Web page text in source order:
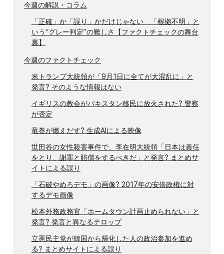
今週の解説・コラム
「正確」か「誤り」かだけじゃない 「根拠不明」と
いう“グレー判定”の難しさ【ファクトチェックの舞台
裏】
今週のファクトチェック
米トランプ大統領が「9月1日に全てが大混乱に」と
発言? そのような情報はない
イギリスの教会がパキスタン移民に放火された? 警察
が否定
竜巻が燃えだす? 生成AIによる映像
世田谷の女性殺害事件で、李在明大統領「日本は責任
をとり、謝罪と賠償をするべきだ」と発言? まとめサ
イトによる誤り
「石破やめろデモ」の画像? 2017年の安倍政権に対
するデモ画像
松本外務政務官「ホームタウン計画止められない」と
発言? 発言と異なるテロップ
立憲民主党が韓国から帰化した人の政治参加を進め
る? まとめサイトによる誤り